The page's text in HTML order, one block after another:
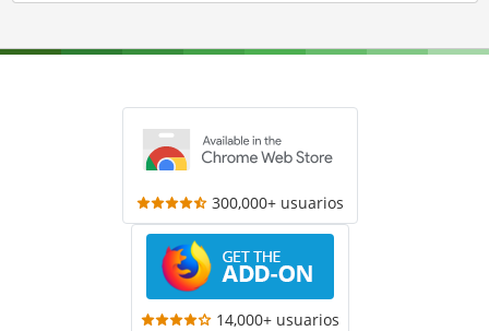
300,000+ usuarios
14,000+ usuarios